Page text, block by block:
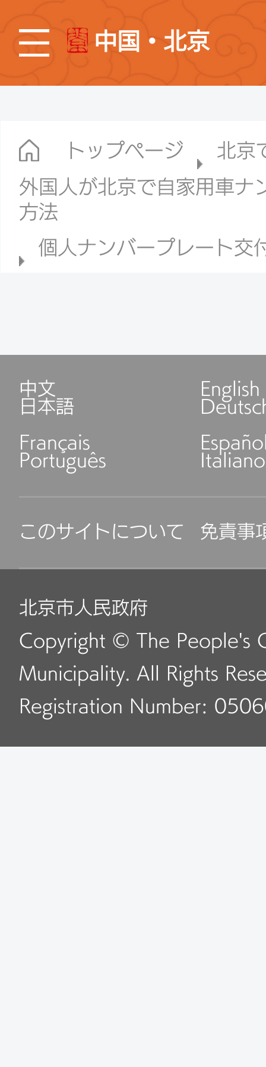
中国・北京
トップページ
北京
外国人が北京で自家用車ナ
方法
個人ナンバープレート交
中文 English
日本語
Français
Português Italiano
このサイトについて 免責事
北京市人民政府
Copyright © The People's
Municipality. All Rights
Registration Number: